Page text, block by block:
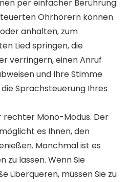
per einfacher Berührung:
Ohrhörern können
anhalten, zum
Lied springen, die
verringern, einen Anruf
und Ihre Stimme
Sprachsteuerung Ihres
rechter Mono-Modus. Der
es Ihnen, den
Manchmal ist es
zu lassen. Wenn Sie
überqueren, müssen Sie zu